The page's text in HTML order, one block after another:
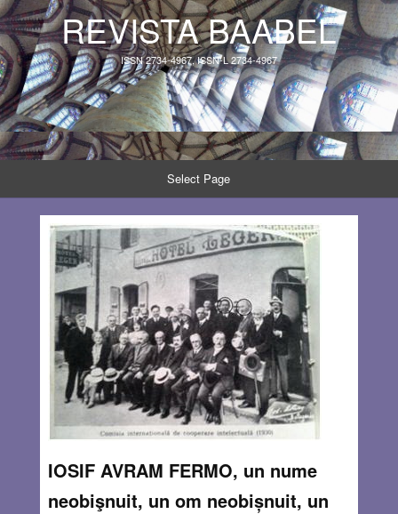
REVISTA BAABEL
ISSN 2734-4967, ISSN-L 2734-4967
Select Page
IOSIF AVRAM FERMO, un nume
neobişnuit, un om neobișnuit, un